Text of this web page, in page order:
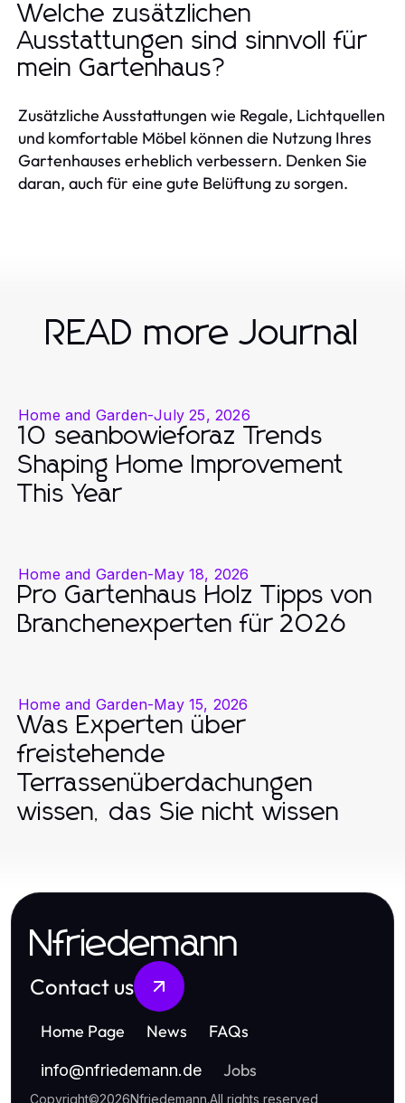
Welche zusätzlichen
Ausstattungen sind sinnvoll für
mein Gartenhaus?
Zusätzliche Ausstattungen wie Regale, Lichtquellen
und komfortable Möbel können die Nutzung Ihres
Gartenhauses erheblich verbessern. Denken Sie
daran, auch für eine gute Belüftung zu sorgen.
READ more Journal
Home and Garden-July 25, 2026
10 seanbowieforaz Trends
Shaping Home Improvement
This Year
Home and Garden-May 18, 2026
Pro Gartenhaus Holz Tipps von
Branchenexperten für 2026
Home and Garden-May 15, 2026
Was Experten über
freistehende
Terrassenüberdachungen
wissen, das Sie nicht wissen
Nfriedemann
Contact us
Home Page News FAQs
info@nfriedemann.de Jobs
Copyright©2026Nfriedemann.All rights reserved